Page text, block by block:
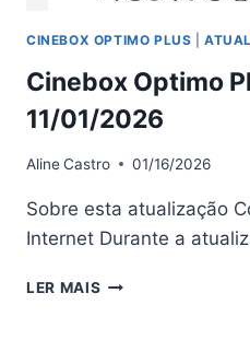
CINEBOX OPTIMO PLUS |
Cinebox Optimo
11/01/2026
AlineCastro 01/16/2026
Sobre esta atualização
Internet Durante a
LER MAIS CINEBOX